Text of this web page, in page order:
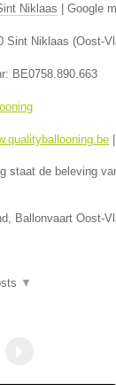
Niklaas Google
Sint Niklaas (Oost-
BE0758.890.663
staat de beleving
Ballonvaart Oost-
▼